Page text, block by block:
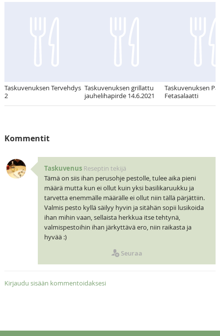
Taskuvenuksen Tervehdys
2
Taskuvenuksen grillattu
jauhelihapirde 14.6.2021
Taskuvenuksen
Fetasalaatti
Kommentit
Taskuvenus Reseptin tekijä
Tämä on siis ihan perusohje pestolle, tulee aika pieni
määrä mutta kun ei ollut kuin yksi basilikaruukku ja
tarvetta enemmälle määrälle ei ollut niin tällä pärjättiin.
Valmis pesto kyllä säilyy hyvin ja sitähän sopii lusikoida
ihan mihin vaan, sellaista herkkua itse tehtynä,
valmispestoihin ihan järkyttävä ero, niin raikasta ja
hyvää :)
Seuraa
Kirjaudu sisään kommentoidaksesi